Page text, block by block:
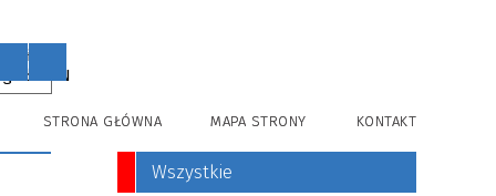
EN
STRONA GŁÓWNA MAPA STRONY KONTAKT
Wszystkie